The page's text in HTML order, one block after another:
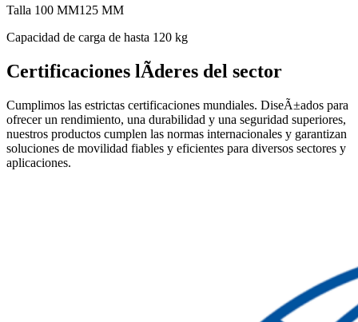
Talla 100 MM125 MM
Capacidad de carga de hasta 120 kg
Certificaciones lÃ­deres del sector
Cumplimos las estrictas certificaciones mundiales. DiseÃ±ados para
ofrecer un rendimiento, una durabilidad y una seguridad superiores,
nuestros productos cumplen las normas internacionales y garantizan
soluciones de movilidad fiables y eficientes para diversos sectores y
aplicaciones.